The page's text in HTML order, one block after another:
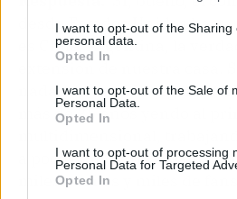
I want to opt-out of the Sharing
personal data.
Opted In
I want to opt-out of the Sale of
Personal Data.
Opted In
I want to opt-out of processing
Personal Data for Targeted
Opted In
desde Estados Unidos
es Chile, Argentina, la
extensión de nuestra casa.
nada nos ha sido regalado.
más de 25 años yendo al
a poco hemos ido creando
miles y miles y miles de fans.